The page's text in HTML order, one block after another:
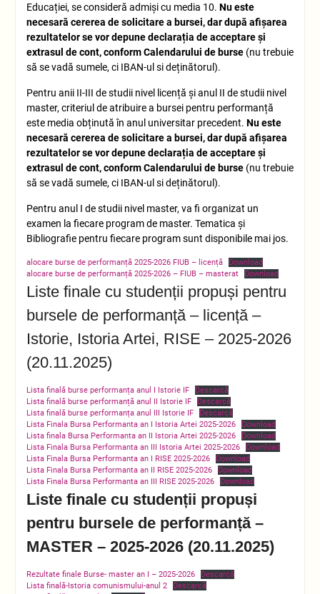
Educației, se consideră admiși cu media 10. Nu este
necesară cererea de solicitare a bursei, dar după afișarea
rezultatelor se vor depune declarația de acceptare și
extrasul de cont, conform Calendarului de burse (nu trebuie
să se vadă sumele, ci IBAN-ul si deținătorul).
Pentru anii II-III de studii nivel licență și anul II de studii nivel
master, criteriul de atribuire a bursei pentru performanță
este media obținută în anul universitar precedent. Nu este
necesară cererea de solicitare a bursei, dar după afișarea
rezultatelor se vor depune declarația de acceptare și
extrasul de cont, conform Calendarului de burse (nu trebuie
să se vadă sumele, ci IBAN-ul si deținătorul).
Pentru anul I de studii nivel master, va fi organizat un
examen la fiecare program de master. Tematica și
Bibliografie pentru fiecare program sunt disponibile mai jos.
alocare burse de performanță 2025-2026 FIUB – licență
Download
alocare burse de performanță 2025-2026 – FIUB – masterat
Download
Liste finale cu studenții propuși pentru
bursele de performanță – licență –
Istorie, Istoria Artei, RISE – 2025-2026
(20.11.2025)
Lista finală burse performanța anul I Istorie IF
Descarcă
Lista finală burse performanță anul II Istorie IF
Descarcă
Lista finală burse performanța anul III Istorie IF
Descarcă
Lista Finala Bursa Performanta an I Istoria Artei 2025-2026
Download
Lista finala Bursa Performanta an II Istoria Artei 2025-2026
Download
Lista Finala Bursa Performanta an III Istoria Artei 2025-2026
Download
Lista Finala Bursa Performanta an I RISE 2025-2026
Download
Lista Finala Bursa Performanta an II RISE 2025-2026
Download
Lista Finala Bursa Performanta an III RISE 2025-2026
Download
Liste finale cu studenții propuși
pentru bursele de performanță –
MASTER – 2025-2026 (20.11.2025)
Rezultate finale Burse- master an I – 2025-2026
Descarcă
Lista finală-Istoria comunismului-anul 2
Descarcă